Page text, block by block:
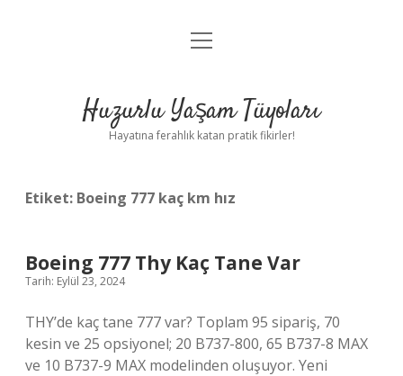
Anasayfa
Yasal Uyarı
menüyü
Huzurlu Yaşam Tüyoları
Hayatına ferahlık katan pratik fikirler!
Etiket: Boeing 777 kaç km hız
Boeing 777 Thy Kaç Tane Var
Tarih: Eylül 23, 2024
THY’de kaç tane 777 var? Toplam 95 sipariş, 70
kesin ve 25 opsiyonel; 20 B737-800, 65 B737-8 MAX
ve 10 B737-9 MAX modelinden oluşuyor. Yeni